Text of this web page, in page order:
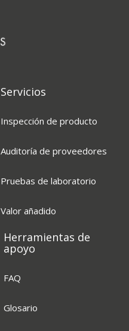
Servicios
Inspección de producto
Auditoría de proveedores
Pruebas de laboratorio
Valor añadido
Herramientas de
apoyo
FAQ
Glosario